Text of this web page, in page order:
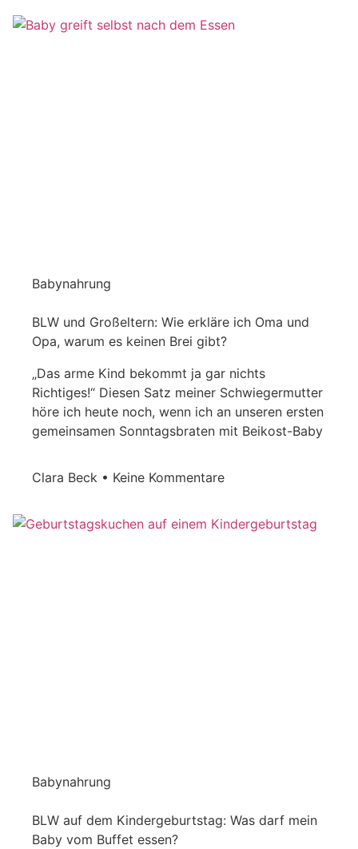
Babynahrung
BLW und Großeltern: Wie erkläre ich Oma und
Opa, warum es keinen Brei gibt?
„Das arme Kind bekommt ja gar nichts
Richtiges!“ Diesen Satz meiner Schwiegermutter
höre ich heute noch, wenn ich an unseren ersten
gemeinsamen Sonntagsbraten mit Beikost-Baby
Clara Beck Keine Kommentare
Babynahrung
BLW auf dem Kindergeburtstag: Was darf mein
Baby vom Buffet essen?